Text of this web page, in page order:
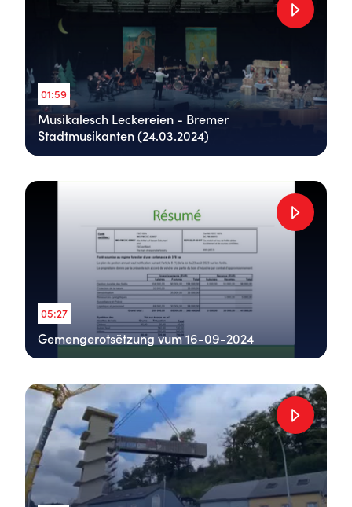
01:59
Musikalesch Leckereien - Bremer
Stadtmusikanten (24.03.2024)
05:27
Gemengerotsëtzung vum 16-09-2024